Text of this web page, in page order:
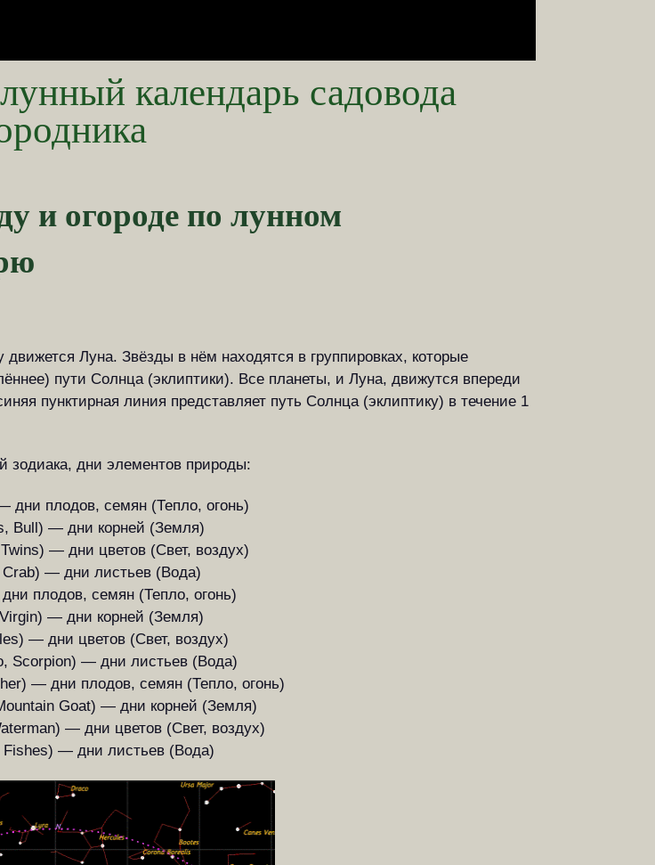
календарь садовода
и огороде по лунном
Луна. Звёзды в нём находятся в группировках, которые
пути Солнца (эклиптики). Все планеты, и Луна, движутся впереди
пунктирная линия представляет путь Солнца (эклиптику) в течение 1
зодиака, дни элементов природы:
дни плодов, семян (Тепло, огонь)
Bull) — дни корней (Земля)
— дни цветов (Свет, воздух)
Crab) — дни листьев (Вода)
плодов, семян (Тепло, огонь)
— дни корней (Земля)
— дни цветов (Свет, воздух)
Scorpion) — дни листьев (Вода)
— дни плодов, семян (Тепло, огонь)
Goat) — дни корней (Земля)
— дни цветов (Свет, воздух)
— дни листьев (Вода)